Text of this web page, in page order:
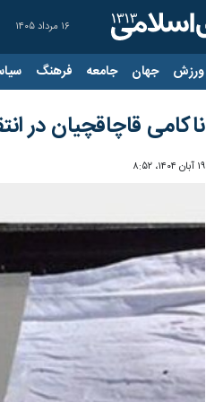
۱۶ مرداد ۱۴۰۵
ورزش جهان جامعه فرهنگ
ناکامی قاچاقچیان در انتقال ۲۸۰ کیلوگرم ماده مخدر شیشه
۱۹ آبان ۱۴۰۴، ۸:۵۲